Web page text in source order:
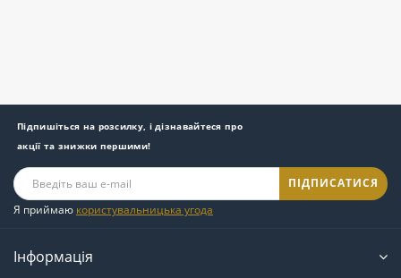
Підпишіться на розсилку, і дізнавайтеся про
акції та знижки першими!
ПІДПИСАТИСЯ
Я приймаю користувальницька угода
Інформація